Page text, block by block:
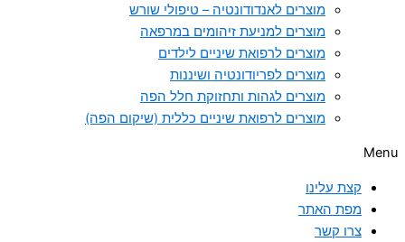
מוצרים לאנדודונטיה – טיפולי שורש
מוצרים למניעת זיהומים במרפאה
מוצרים לרפואת שיניים לילדים
מוצרים לפריודונטיה ושיננות
מוצרים לגהות ותחזוקת חלל הפה
מוצרים לרפואת שיניים כללית (שיקום הפה)
Menu
קצת עלינו
מפת האתר
צרו קשר